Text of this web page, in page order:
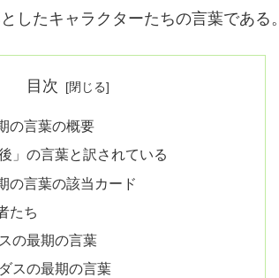
したキャラクターたちの言葉である。
目次
の言葉の概要
」の言葉と訳されている
の言葉の該当カード
たち
の最期の言葉
スの最期の言葉